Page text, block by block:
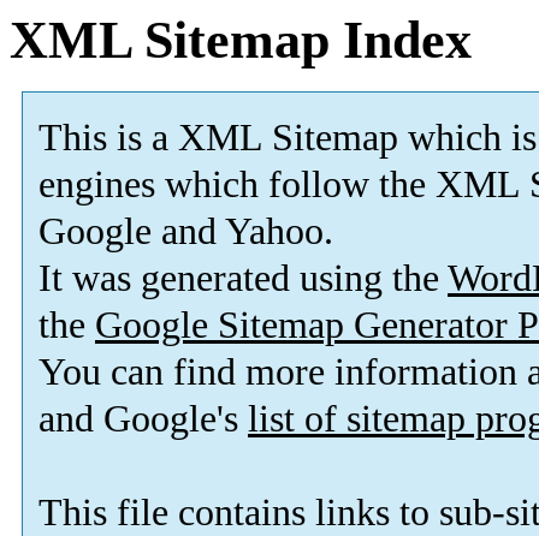
XML Sitemap Index
This is a XML Sitemap which is
engines which follow the XML
Google and Yahoo.
It was generated using the
the Google Sitemap Generator
You can find more information
and Google's list of sitemap
This file contains links to sub-